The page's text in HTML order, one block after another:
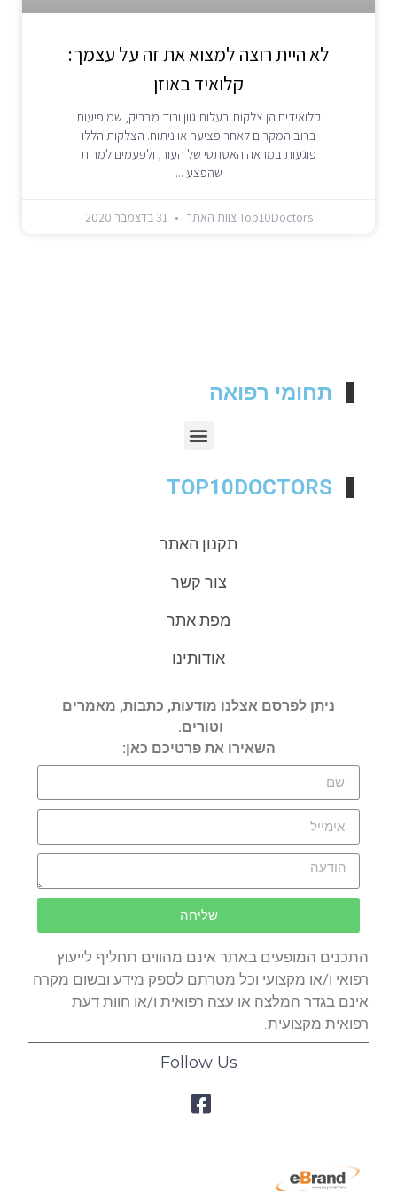
לא היית רוצה למצוא את זה על עצמך:
קלואיד באוזן
קלואידים הן צלקות בעלות גוון ורוד מבריק, שמופיעות
ברוב המקרים לאחר פציעה או ניתוח. הצלקות הללו
פוגעות במראה האסתטי של העור, ולפעמים למרות
שהפצע
Top10Doctors צוות האתר 31 בדצמבר 2020
תחומי רפואה
TOP10DOCTORS
תקנון האתר
צור קשר
מפת אתר
אודותינו
ניתן לפרסם אצלנו מודעות, כתבות, מאמרים
וטורים.
השאירו את פרטיכם כאן:
שליחה
התכנים המופעים באתר אינם מהווים תחליף לייעוץ
רפואי ו/או מקצועי וכל מטרתם לספק מידע ובשום מקרה
אינם בגדר המלצה או עצה רפואית ו/או חוות דעת
רפואית מקצועית.
Follow Us